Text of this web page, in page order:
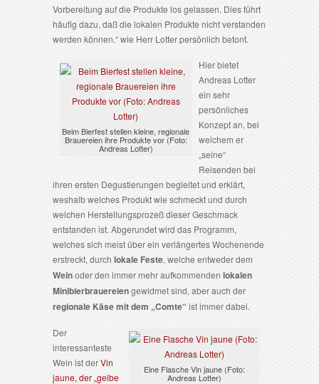
Vorbereitung auf die Produkte los gelassen. Dies führt
häufig dazu, daß die lokalen Produkte nicht verstanden
werden können.“ wie Herr Lotter persönlich betont.
Beim Bierfest stellen kleine, regionale
Brauereien ihre Produkte vor (Foto:
Andreas Lotter)
Hier bietet
Andreas Lotter
ein sehr
persönliches
Konzept an, bei
welchem er
„seine“
Reisenden bei
ihren ersten Degustierungen begleitet und erklärt,
weshalb welches Produkt wie schmeckt und durch
welchen Herstellungsprozeß dieser Geschmack
entstanden ist. Abgerundet wird das Programm,
welches sich meist über ein verlängertes Wochenende
erstreckt, durch lokale Feste, welche entweder dem
Weinoder den immer mehr aufkommenden lokalen
Minibierbrauereiengewidmet sind, aber auch der
regionale Käse mit dem „Comte“ist immer dabei.
Eine Flasche Vin jaune (Foto:
Andreas Lotter)
Der
interessanteste
Wein ist derVin
jaune, der „gelbe